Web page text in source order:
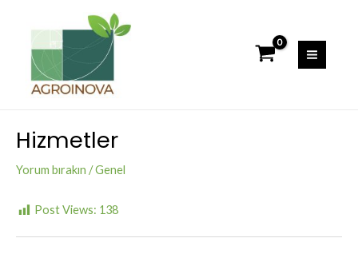
MAIN
Hizmetler
Yorum bırakın /Genel
Post Views: 138